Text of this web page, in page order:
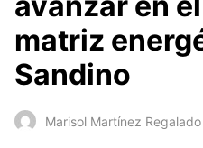
matriz
Sandino
Marisol Martínez Regalado